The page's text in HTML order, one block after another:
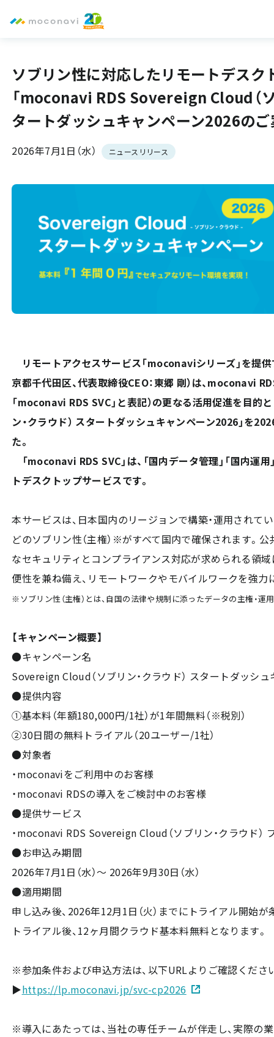
ソブリン性に対応したリモートデスク
「moconavi RDS Sovereign Cloud（ソ
タートダッシュキャンペーン2026の
2026年7月1日（水） ニュースリリース
リモートアクセスサービス「moconaviシリーズ」を提
京都千代田区、代表取締役CEO：東郷 剛）は、moconavi
「moconavi RDS SVC」と表記）の更なる活用促進を目的
ン・クラウド） スタートダッシュキャンペーン2026」を
た。
「moconavi RDS SVC」は、「国内データ管理」「国内運
トデスクトップサービスです。
本サービスは、日本国内のリージョンで構築・運用されて
どのソブリン性（主権）※がすべて国内で確保されます。公
なセキュリティとコンプライアンス対応が求められる領
便性を兼ね備え、リモートワークやモバイルワークを強力
※ソブリン性（主権）とは、自国の法律や規制に添ったデータの主権・運
【キャンペーン概要】
●キャンペーン名
Sovereign Cloud（ソブリン・クラウド） スタートダッシ
●提供内容
①基本料（年額180,000円/1社）が1年間無料（※税別）
②30日間の無料トライアル（20ユーザー/1社）
●対象者
・moconaviをご利用中のお客様
・moconavi RDSの導入をご検討中のお客様
●提供サービス
・moconavi RDS Sovereign Cloud（ソブリン・クラウド）
●お申込み期間
2026年7月1日（水）～ 2026年9月30日（水）
●適用期間
申し込み後、2026年12月1日（火）までにトライアル開始が
トライアル後、12ヶ月間クラウド基本料無料となります。
※参加条件および申込方法は、以下URLよりご確認くださ
▶https://lp.moconavi.jp/svc-cp2026
※導入にあたっては、当社の専任チームが伴走し、実際の